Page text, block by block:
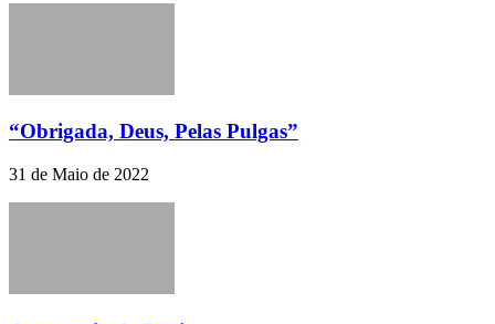
“Obrigada, Deus, Pelas Pulgas”
31 de Maio de 2022